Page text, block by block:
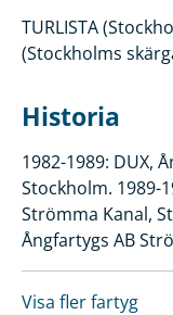
TURLISTA
(Stockholms
Historia
1982-1989: DUX,
Stockholm. 1989-
Strömma Kanal,
Ångfartygs AB
Visa fler fartyg